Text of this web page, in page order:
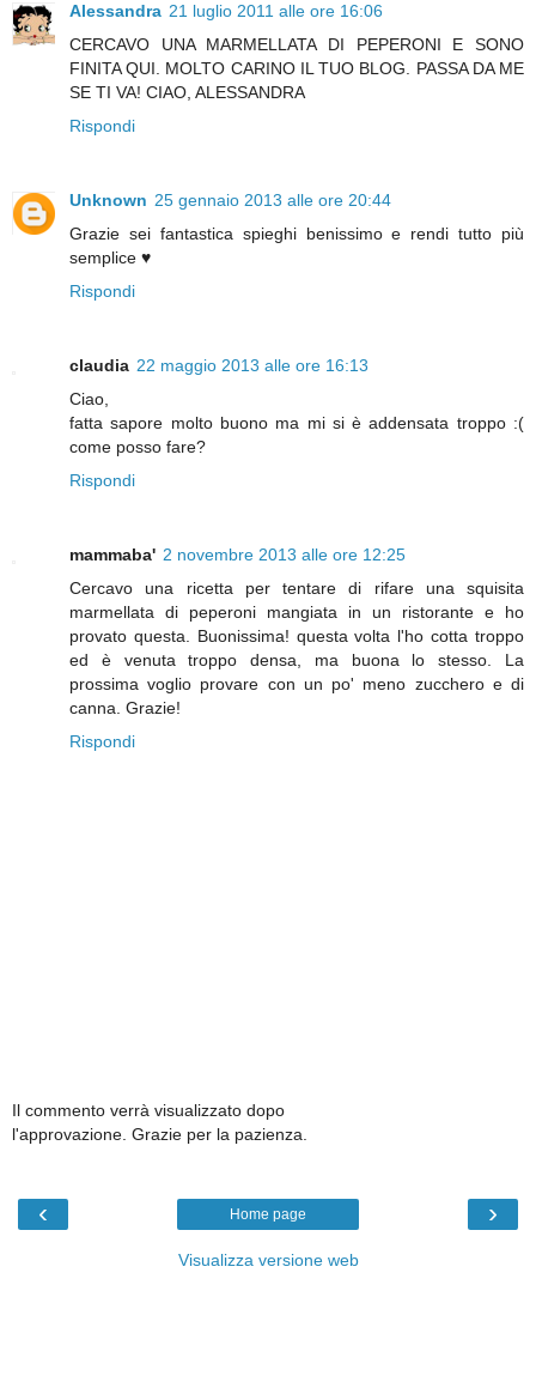
Alessandra 21 luglio 2011 alle ore 16:06
CERCAVO UNA MARMELLATA DI PEPERONI E SONO
FINITA QUI. MOLTO CARINO IL TUO BLOG. PASSA DA ME
SE TI VA! CIAO, ALESSANDRA
Rispondi
Unknown 25 gennaio 2013 alle ore 20:44
Grazie sei fantastica spieghi benissimo e rendi tutto più
semplice ♥
Rispondi
claudia 22 maggio 2013 alle ore 16:13
Ciao,
fatta sapore molto buono ma mi si è addensata troppo :(
come posso fare?
Rispondi
mammaba' 2 novembre 2013 alle ore 12:25
Cercavo una ricetta per tentare di rifare una squisita
marmellata di peperoni mangiata in un ristorante e ho
provato questa. Buonissima! questa volta l'ho cotta troppo
ed è venuta troppo densa, ma buona lo stesso. La
prossima voglio provare con un po' meno zucchero e di
canna. Grazie!
Rispondi
Il commento verrà visualizzato dopo
l'approvazione. Grazie per la pazienza.
‹ ›
Home page
Visualizza versione web